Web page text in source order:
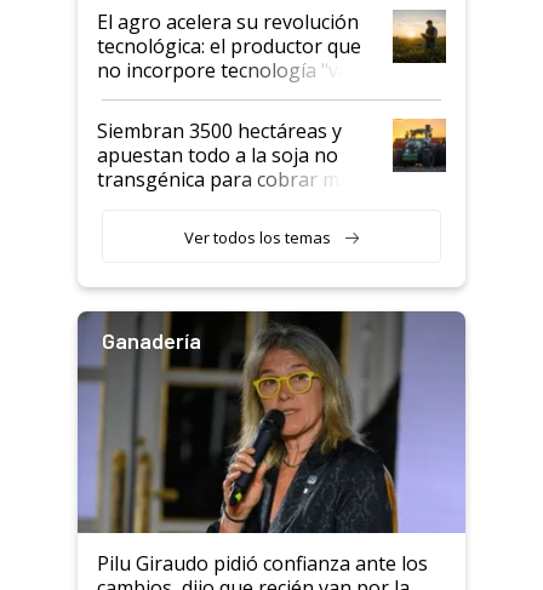
El agro acelera su revolución
tecnológica: el productor que
no incorpore tecnología "va a
perder el tren"
Siembran 3500 hectáreas y
apuestan todo a la soja no
transgénica para cobrar más
Ver todos los temas
Ganadería
Pilu Giraudo pidió confianza ante los